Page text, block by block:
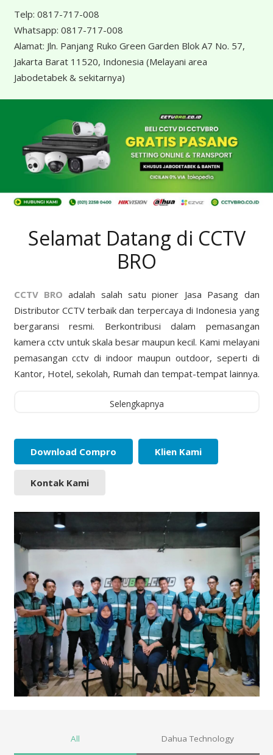
Telp: 0817-717-008
Whatsapp: 0817-717-008
Alamat: Jln. Panjang Ruko Green Garden Blok A7 No. 57,
Jakarta Barat 11520, Indonesia (Melayani area
Jabodetabek & sekitarnya)
Selamat Datang di CCTV
BRO
CCTV BRO adalah salah satu pioner Jasa Pasang dan
Distributor CCTV terbaik dan terpercaya di Indonesia yang
bergaransi resmi. Berkontribusi dalam pemasangan
kamera cctv untuk skala besar maupun kecil. Kami melayani
pemasangan cctv di indoor maupun outdoor, seperti di
Kantor, Hotel, sekolah, Rumah dan tempat-tempat lainnya.
Selengkapnya
Download Compro Klien Kami
Kontak Kami
All Dahua Technology